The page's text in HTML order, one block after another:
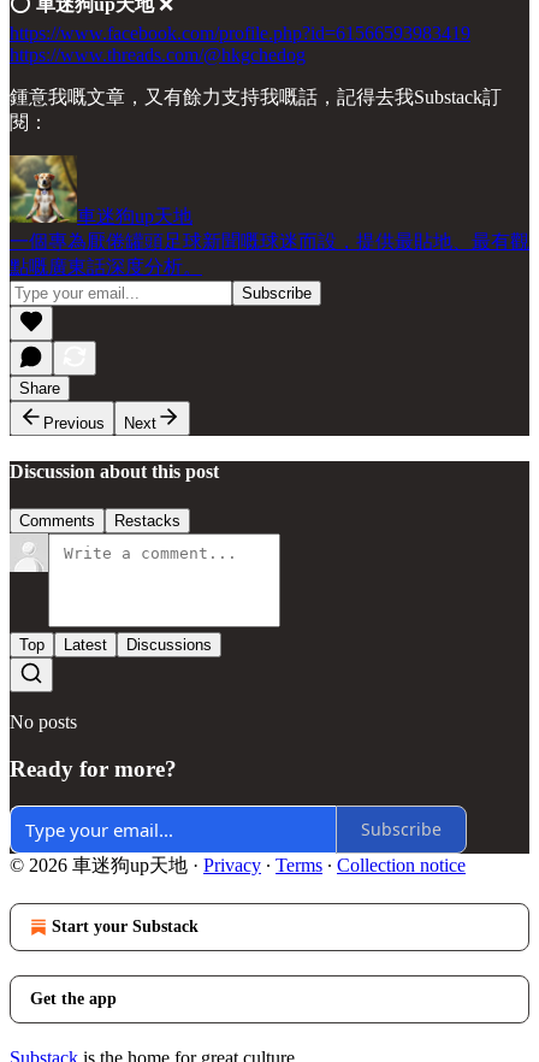
https://www.facebook.com/profile.php?id=61566593983419
https://www.threads.com/@hkgchedog
鍾意我嘅文章，又有餘力支持我嘅話，記得去我Substack訂
閱：
車迷狗up天地
一個專為厭倦罐頭足球新聞嘅球迷而設，提供最貼地、最有觀
點嘅廣東話深度分析。
Share
Previous
Next
Discussion about this post
Comments Restacks
Top Latest Discussions
No posts
Ready for more?
Subscribe
© 2026 車迷狗up天地 · Privacy ∙ Terms ∙ Collection notice
Start your Substack
Get the app
Substack is the home for great culture